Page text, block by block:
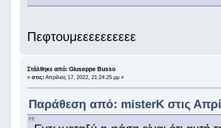
Πεφτουμεεεεεεεεεε
Στάλθηκε από: Giuseppe Busso
« στις: Απρίλιος 17, 2022, 21:24:25 μμ »
Παράθεση από: misterK στις